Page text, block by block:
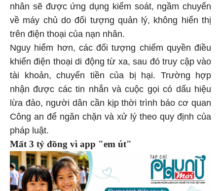
nhân sẽ được ứng dụng kiểm soát, ngầm chuyển
về máy chủ do đối tượng quản lý, không hiển thị
trên điện thoại của nạn nhân.
Nguy hiểm hơn, các đối tượng chiếm quyền điều
khiển điện thoại di động từ xa, sau đó truy cập vào
tài khoản, chuyển tiền của bị hại. Trường hợp
nhận được các tin nhắn và cuộc gọi có dấu hiệu
lừa đảo, người dân cần kịp thời trình báo cơ quan
Công an để ngăn chặn và xử lý theo quy định của
pháp luật.
Mất 3 tỷ đồng vì app "em út"